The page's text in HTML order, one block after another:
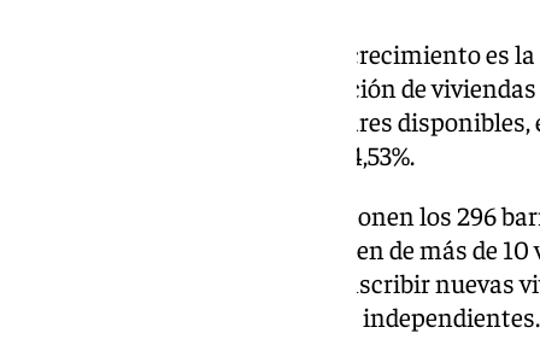
Por su parte, la zona 3/zona de crecimiento es
barrios con una tasa de inscripción de
4,53% del total viviendas familiares
residencial registrada menor a 4,53%.
La zona de crecimiento la componen los 296
barrios municipales que disponen de más de
catastradas, donde se podrán inscribir nuevas
cuenten con entrada y servicios independientes.